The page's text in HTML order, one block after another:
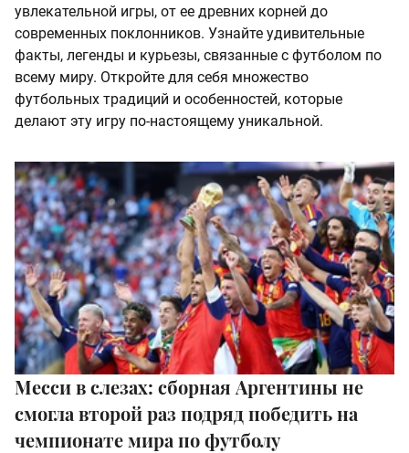
увлекательной игры, от ее древних корней до
современных поклонников. Узнайте удивительные
факты, легенды и курьезы, связанные с футболом по
всему миру. Откройте для себя множество
футбольных традиций и особенностей, которые
делают эту игру по-настоящему уникальной.
Месси в слезах: сборная Аргентины не
смогла второй раз подряд победить на
чемпионате мира по футболу